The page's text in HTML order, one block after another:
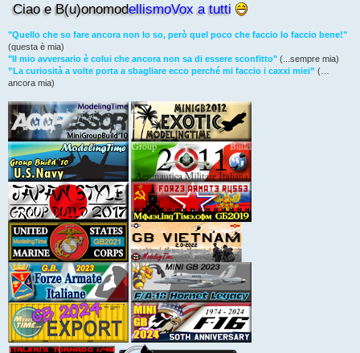
i
o
Ciao e B(u)onomodellismoVox a tutti
"Quello che so fare ancora non lo so, però quel poco che faccio lo faccio bene!"
(questa è mia)
"Il mio avversario è colui che ancora non sa di essere sconfitto" (...sempre mia)
”La curiosità a volte porta a sbagliare ecco perché mi faccio i caxxi miei” (…
ancora mia)